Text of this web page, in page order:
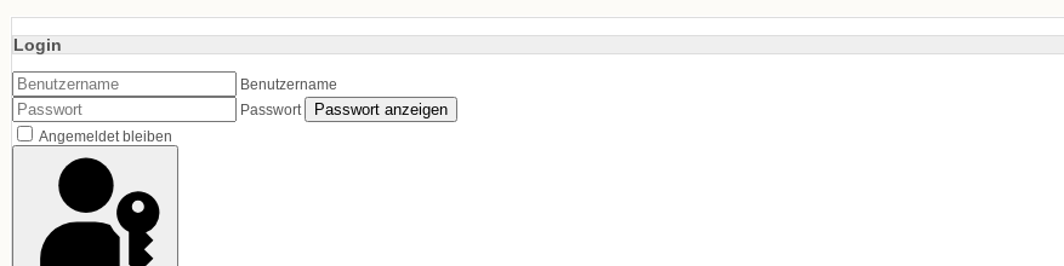
Login
Benutzername
Passwort
Passwort anzeigen
Angemeldet bleiben